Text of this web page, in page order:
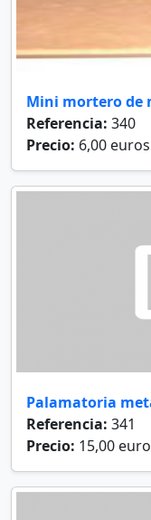
Mini mortero de
Referencia: 340
Precio: 6,00 euros
Palamatoria
Referencia: 341
Precio: 15,00